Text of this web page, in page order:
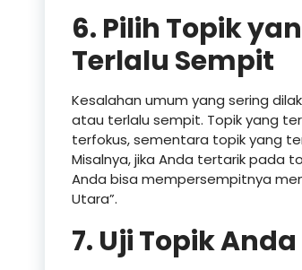
6. Pilih Topik
Terlalu Sempit
Kesalahan umum yang sering
atau terlalu sempit. Topik yang
terfokus, sementara topik yang
Misalnya, jika Anda tertarik pada
Anda bisa mempersempitnya
Utara”.
7. Uji Topik Anda